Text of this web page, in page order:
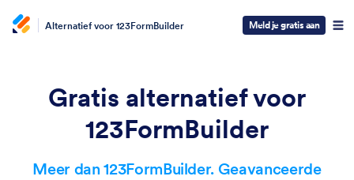
Alternatief voor 123FormBuilder Meld je gratis aan
Gratis alternatief voor
123FormBuilder
Meer dan 123FormBuilder. Geavanceerde